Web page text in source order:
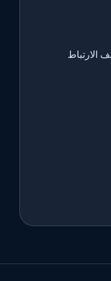
الارتباط